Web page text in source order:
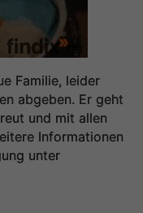
Familie, leider
abgeben. Er geht
und mit allen
Informationen
unter